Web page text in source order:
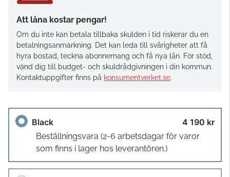
Att låna kostar pengar!
Om du inte kan betala tillbaka skulden i tid riskerar du en
betalningsanmärkning. Det kan leda till svårigheter att få
hyra bostad, teckna abonnemang och få nya lån. För stöd,
vänd dig till budget- och skuldrådgivningen i din kommun.
Kontaktuppgifter finns på konsumentverket.se.
Black 4 190 kr
Beställningsvara (2-6 arbetsdagar för varor
som finns i lager hos leverantören.)